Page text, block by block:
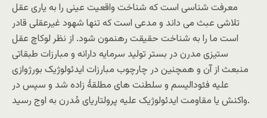
معرفت شناسی است که شناخت واقعیت عینی را به یاری عقل
تلاشی عبث می داند و مدعی است که تنها شهود غیرعقلی قادر
است ما را به شناخت حقیقت رهنمون شود. از نظر لوکاچ عقل
ستیزی مدرن در بستر تولید سرمایه دارانه و مبارزات طبقاتی
منبعث از آن و همچنین در چارچوب مبارزات ایدئولوژیک بورژوازی
علیه فئودالیسم و سلطنت های مطلقۀ زاده شد و سپس در
واکنش یا مقاومت ایدئولوژیک علیه پرولتاریای مُدرن به اوج رسید.